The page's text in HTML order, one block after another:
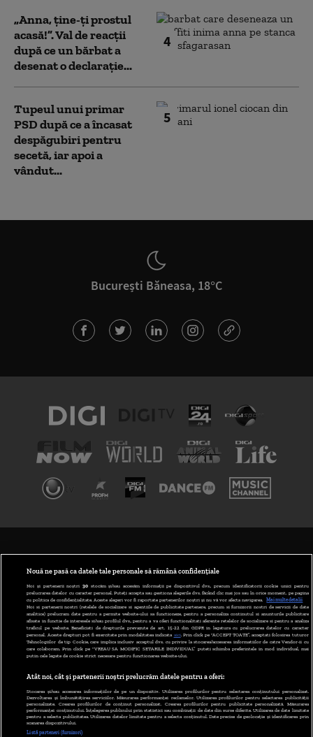
4
„Anna, ţine-ţi prostul
acasă!”. Val de reacții
după ce un bărbat a
desenat o declarație...
5
Tupeul unui primar
PSD după ce a încasat
despăgubiri pentru
secetă, iar apoi a
vândut...
București Băneasa, 18°C
ABONARE DIGI TV
GESTIONAȚI PREFERINȚELE
CODUL DIGI24
CAMERE WEB
CONTACT/INFO
Nouă ne pasă ca datele tale personale să rămână confidențiale
Noi și partenerii noștri 30stocăm și/sau accesăm informații pe dispozitivul dvs., precum identificatorii cookie unici pentru
prelucrarea datelor cu caracter personal. Puteți accepta sau gestiona alegerile dvs. făcând clic mai jos sau în orice moment, pe pagina
cu politica de confidențialitate. Aceste alegeri vor fi raportate partenerilor noștri și nu vă vor afecta navigarea.
Mai multe detalii
Noi si partenerii nostri (retelele de socializare si agentiile de publicitate partenere, precum si furnizorii nostri de servicii de date
analitice) prelucram date pentru a permite website-ului sa functioneze, pentru a personaliza continutul si anunturile publicitare
afisate in functie de interesele si/sau profilul dvs., pentru a va oferi functionalitati aferente retelelor de socializare si pentru a analiza
traficul pe website. Beneficiati de drepturile prevazute de art. 15-22 din GDPR in legatura cu prelucrarea datelor cu caracter
personal. Aceste drepturi pot fi exercitate prin modalitatea indicata aici. Prin click pe “ACCEPT TOATE”, acceptati folosirea tuturor
Tehnologiilor de tip Cookie, care implica inclusiv acceptul dvs. cu privire la stocarea/accesarea informatiilor de catre Vendor-ii cu
care colaboram. Prin click pe “VREAU SA MODIFIC SETARILE INDIVIDUAL” puteti schimba preferintele in mod individual, mai
putin cele legate de cookie strict necesare pentru functionarea website-ului.
Atât noi, cât și partenerii noștri prelucrăm datele pentru a oferi:
Stocarea și/sau accesarea informațiilor de pe un dispozitiv. Utilizarea profilurilor pentru selectarea conținutului personalizat.
Dezvoltarea și îmbunătățirea serviciilor. Măsurarea performanței reclamelor. Utilizarea profilurilor pentru selectarea publicității
personalizate. Crearea profilurilor de conținut personalizat. Crearea profilurilor pentru publicitate personalizată. Măsurarea
performanței conținutului. Înțelegerea publicului prin statistici sau combinații de date din surse diferite. Utilizarea de date limitate
pentru a selecta publicitatea. Utilizarea datelor limitate pentru a selecta conținutul. Date precise de geolocație și identificarea prin
scanarea dispozitivului.
Listă parteneri (furnizori)